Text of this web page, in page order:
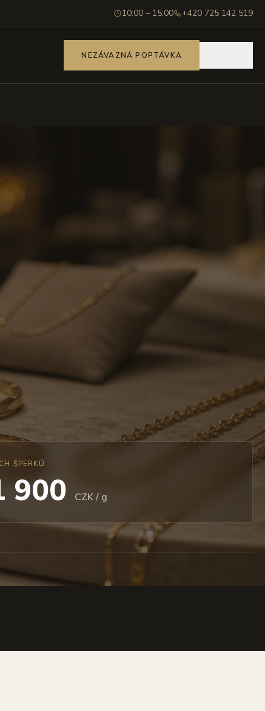
10:00 – 15:00 +420 725 142 519
NEZÁVAZNÁ POPTÁVKA
ŠPERKŮ
900 CZK / g